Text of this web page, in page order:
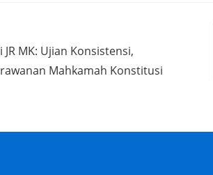
MK: Ujian Konsistensi,
Mahkamah Konstitusi